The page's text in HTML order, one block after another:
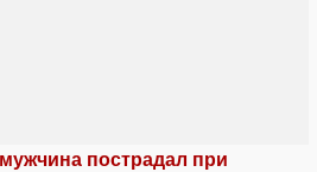
пострадал при